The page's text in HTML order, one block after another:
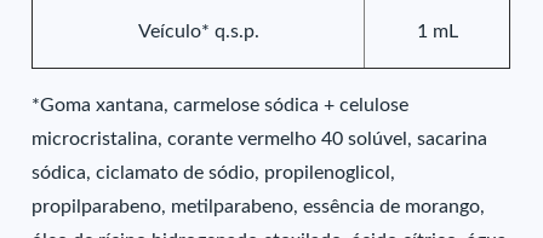
Veículo* q.s.p. 1 mL
*Goma xantana, carmelose sódica + celulose
microcristalina, corante vermelho 40 solúvel, sacarina
sódica, ciclamato de sódio, propilenoglicol,
propilparabeno, metilparabeno, essência de morango,